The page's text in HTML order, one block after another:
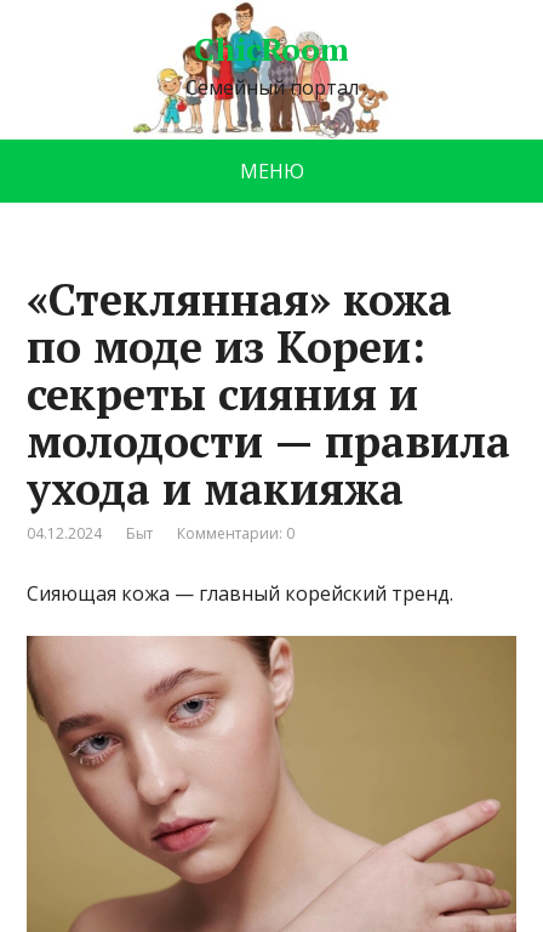
ChicRoom
Семейный портал
МЕНЮ
«Стеклянная» кожа
по моде из Кореи:
секреты сияния и
молодости — правила
ухода и макияжа
04.12.2024 Быт Комментарии: 0
Сияющая кожа — главный корейский тренд.